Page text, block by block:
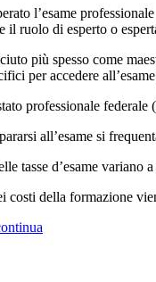
l’esame
ruolo di esperto o
più spesso come
per accedere
professionale
all’esame si
tasse d’esame
costi della formazione